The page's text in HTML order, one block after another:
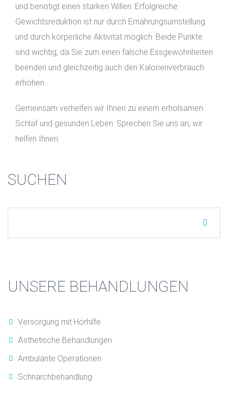
und benötigt einen starken Willen. Erfolgreiche
Gewichtsreduktion ist nur durch Ernährungsumstellung
und durch körperliche Aktivität möglich. Beide Punkte
sind wichtig, da Sie zum einen falsche Essgewohnheiten
beenden und gleichzeitig auch den Kalorienverbrauch
erhöhen.
Gemeinsam verhelfen wir Ihnen zu einem erholsamen
Schlaf und gesunden Leben. Sprechen Sie uns an, wir
helfen Ihnen.
SUCHEN
UNSERE BEHANDLUNGEN
Versorgung mit Hörhilfe
Ästhetische Behandlungen
Ambulante Operationen
Schnarchbehandlung